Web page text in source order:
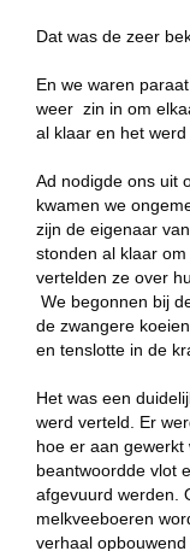
Dat was de zeer
En we waren
weer zin in om
al klaar en het werd
Ad nodigde ons uit
kwamen we
zijn de eigenaar
stonden al klaar
vertelden ze over
We begonnen bij
de zwangere
en tenslotte in de
Het was een
werd verteld. Er
hoe er aan
beantwoordde vlot
afgevuurd werden.
melkveeboeren
verhaal